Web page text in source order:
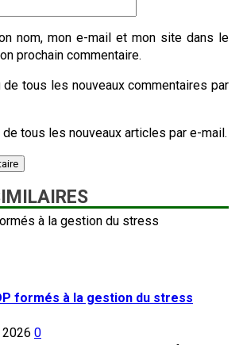
nom, mon e-mail et mon site dans le
prochain commentaire.
tous les nouveaux commentaires par
tous les nouveaux articles par e-mail.
formés à la gestion du stress
2026 0